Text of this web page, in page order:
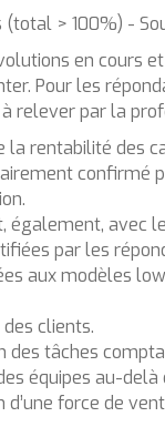
> 100%) -
en cours
Pour les
relever par la
la rentabilité des
confirmé
également, avec
par les
aux modèles
clients.
des tâches
équipes au-delà
d’une force de